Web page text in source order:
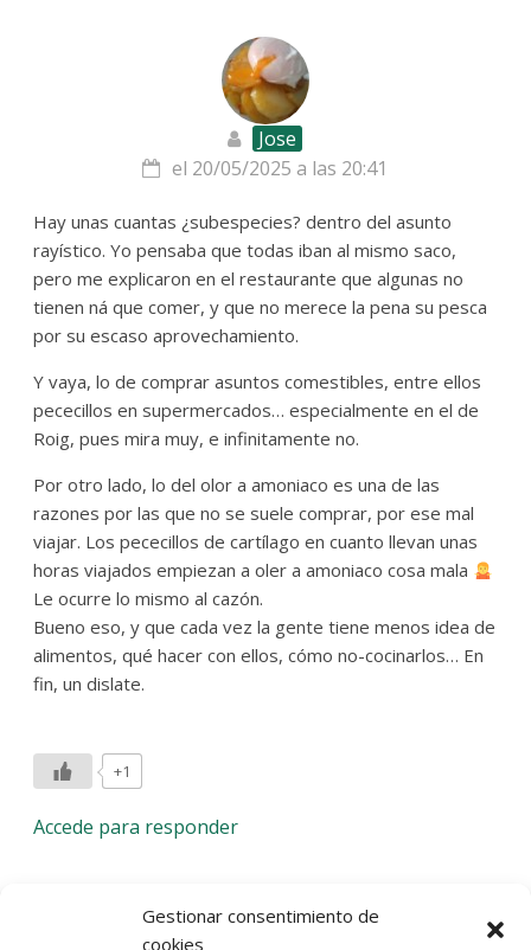
Gestionar consentimiento de
cookies
Jose
el 20/05/2025 a las 20:41
Hay unas cuantas ¿subespecies? dentro del asunto
rayístico. Yo pensaba que todas iban al mismo saco,
pero me explicaron en el restaurante que algunas no
tienen ná que comer, y que no merece la pena su pesca
por su escaso aprovechamiento.
Y vaya, lo de comprar asuntos comestibles, entre ellos
pececillos en supermercados… especialmente en el de
Roig, pues mira muy, e infinitamente no.
Por otro lado, lo del olor a amoniaco es una de las
razones por las que no se suele comprar, por ese mal
viajar. Los pececillos de cartílago en cuanto llevan unas
horas viajados empiezan a oler a amoniaco cosa mala
Le ocurre lo mismo al cazón.
Bueno eso, y que cada vez la gente tiene menos idea de
alimentos, qué hacer con ellos, cómo no-cocinarlos… En
fin, un dislate.
+1
Accede para responder
Deja una respuesta